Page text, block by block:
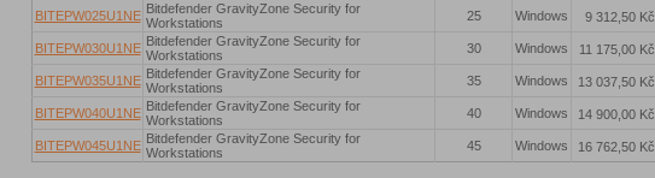
BITEPW025U1NE Bitdefender GravityZone Security for
Workstations
25 Windows 9 312,50 Kč
BITEPW030U1NE Bitdefender GravityZone Security for
Workstations
30 Windows 11 175,00 Kč
BITEPW035U1NE Bitdefender GravityZone Security for
Workstations
35 Windows 13 037,50 Kč
BITEPW040U1NE Bitdefender GravityZone Security for
Workstations
40 Windows 14 900,00 Kč
BITEPW045U1NE Bitdefender GravityZone Security for
Workstations
45 Windows 16 762,50 Kč